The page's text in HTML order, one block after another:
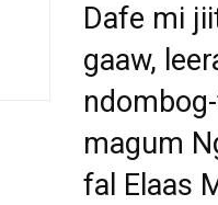
Dafe mi
gaaw,
magum
fal Elaas